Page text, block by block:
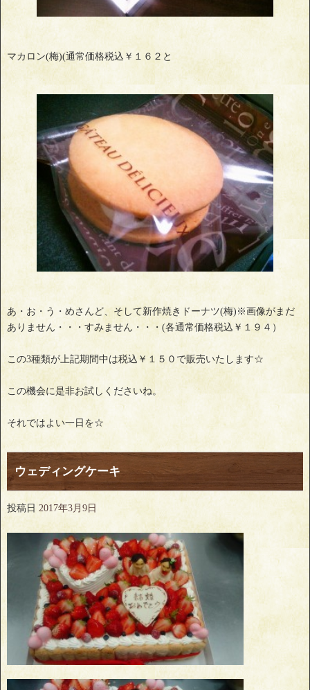
マカロン(梅)(通常価格税込￥１６２と
あ・お・う・めさんど、そして新作焼きドーナツ(梅)※画像がまだ
ありません・・・すみません・・・(各通常価格税込￥１９４）
この3種類が上記期間中は税込￥１５０で販売いたします☆
この機会に是非お試しくださいね。
それではよい一日を☆
ウェディングケーキ
投稿日 2017年3月9日